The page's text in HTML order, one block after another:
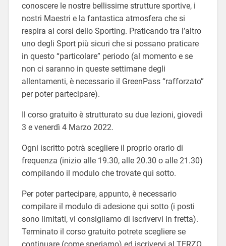
conoscere le nostre bellissime strutture sportive, i
nostri Maestri e la fantastica atmosfera che si
respira ai corsi dello Sporting. Praticando tra l’altro
uno degli Sport più sicuri che si possano praticare
in questo “particolare” periodo (al momento e se
non ci saranno in queste settimane degli
allentamenti, è necessario il GreenPass “rafforzato”
per poter partecipare).
Il corso gratuito è strutturato su due lezioni, giovedì
3 e venerdì 4 Marzo 2022.
Ogni iscritto potrà scegliere il proprio orario di
frequenza (inizio alle 19.30, alle 20.30 o alle 21.30)
compilando il modulo che trovate qui sotto.
Per poter partecipare, appunto, è necessario
compilare il modulo di adesione qui sotto (i posti
sono limitati, vi consigliamo di iscrivervi in fretta).
Terminato il corso gratuito potrete scegliere se